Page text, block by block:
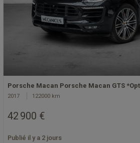
Porsche Macan Porsche Macan GTS
2017 122000 km
42 900 €
Publié il y a 2 jours